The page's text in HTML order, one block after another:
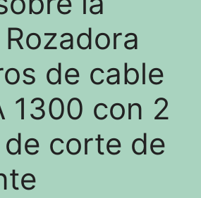
de cable
1300 con 2
corte de